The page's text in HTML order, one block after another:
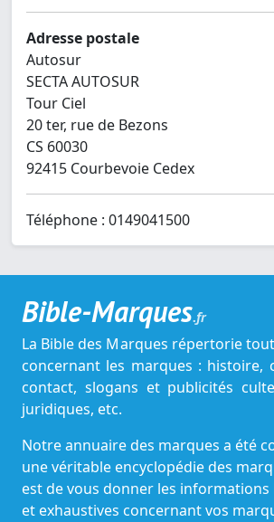
Adresse postale
Autosur
SECTA AUTOSUR
Tour Ciel
20 ter, rue de Bezons
CS 60030
92415 Courbevoie Cedex
Téléphone : 0149041500
Bible-Marques.fr
La Bible des Marques répertorie
concernant les marques : histoire,
contact, slogans et publicités
juridiques, etc.
Notre annuaire des marques a été
une véritable encyclopédie des
est de vous donner les informations
et exhaustives concernant vos